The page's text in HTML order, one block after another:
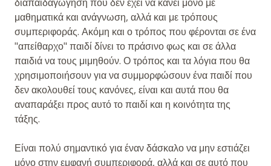
μαθηματικά και ανάγνωση, αλλά και με τρόπους
συμπεριφοράς. Ακόμη και ο τρόπος που φέρονται σε ένα
"απείθαρχο" παιδί δίνει το πράσινο φως και σε άλλα
παιδιά να τους μιμηθούν. Ο τρόπος και τα λόγια που θα
χρησιμοποιήσουν για να συμμορφώσουν ένα παιδί που
δεν ακολουθεί τους κανόνες, είναι και αυτά που θα
αναπαράξει προς αυτό το παιδί και η κοινότητα της
τάξης.
Είναι πολύ σημαντικό για έναν δάσκαλο να μην εστιάζει
μόνο στην εμφανή συμπεριφορά, αλλά και σε αυτό που